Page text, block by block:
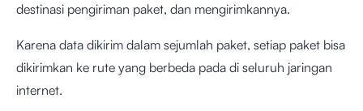
destinasi pengiriman paket, dan mengirimkannya.
Karena data dikirim dalam sejumlah paket, setiap paket bisa
dikirimkan ke rute yang berbeda pada di seluruh jaringan
internet.